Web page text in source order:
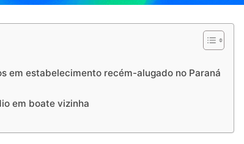
em estabelecimento recém-alugado no Paraná
em boate vizinha